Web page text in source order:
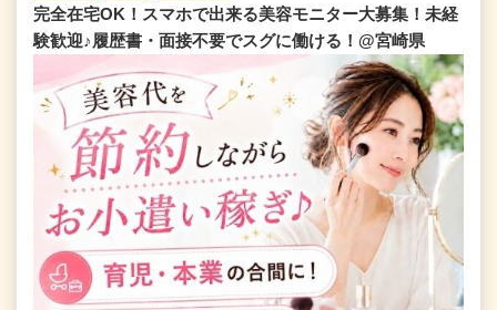
完全在宅OK！スマホで出来る美容モニター大募集！未経
験歓迎♪履歴書・面接不要でスグに働ける！@宮崎県